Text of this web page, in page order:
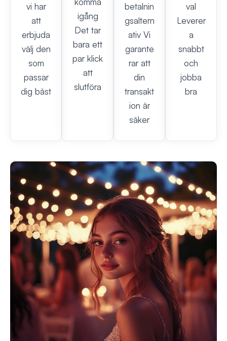
vi har
att
erbjuda
välj den
som
passar
dig bäst
igång
Det tar
bara ett
par klick
att
slutföra
betalnin
gsaltern
ativ Vi
garante
rar att
din
transakt
ion är
säker
val
Leverer
a
snabbt
och
jobba
bra